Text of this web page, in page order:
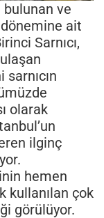
bulunan ve
ait
Sarnıcı,
olarak
ilginç
hemen
kullanılan çok
görülüyor.